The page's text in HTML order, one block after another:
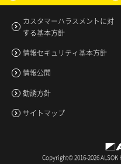
カスタマーハラスメントに対
する基本方針
情報セキュリティ基本方針
情報公開
勧誘方針
サイトマップ
Copyright© 2016-2026